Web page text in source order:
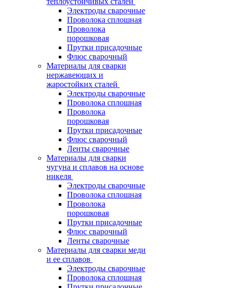
Электроды сварочные
Проволока сплошная
Проволока
порошковая
Прутки присадочные
Флюс сварочный
Материалы для сварки
нержавеющих и
жаростойких сталей
Электроды сварочные
Проволока сплошная
Проволока
порошковая
Прутки присадочные
Флюс сварочный
Ленты сварочные
Материалы для сварки
чугуна и сплавов на основе
никеля
Электроды сварочные
Проволока сплошная
Проволока
порошковая
Прутки присадочные
Флюс сварочный
Ленты сварочные
Материалы для сварки меди
и ее сплавов
Электроды сварочные
Проволока сплошная